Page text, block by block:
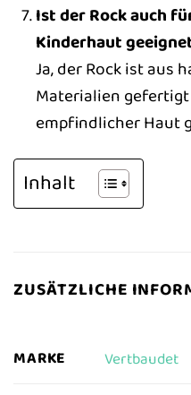
Ist der Rock auch
Kinderhaut
Ja, der Rock ist aus
Materialien
empfindlicher Haut
Inhalt
ZUSÄTZLICHE
MARKE Vertbaudet